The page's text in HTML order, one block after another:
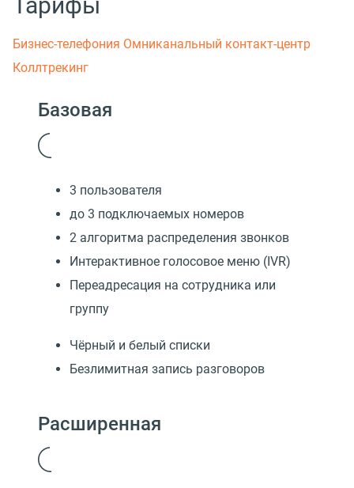
Бизнес-телефония Омниканальный контакт-центр
Коллтрекинг
Базовая
3 пользователя
до 3 подключаемых номеров
2 алгоритма распределения звонков
Интерактивное голосовое меню (IVR)
Переадресация на сотрудника или
группу
Чёрный и белый списки
Безлимитная запись разговоров
Расширенная